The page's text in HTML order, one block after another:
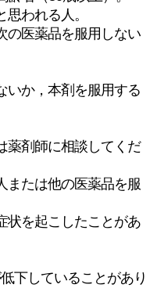
思われる人。
の医薬品を服用しない
いか，本剤を服用する
薬剤師に相談してくだ
または他の医薬品を服
状を起こしたことがあ
下していることがあり